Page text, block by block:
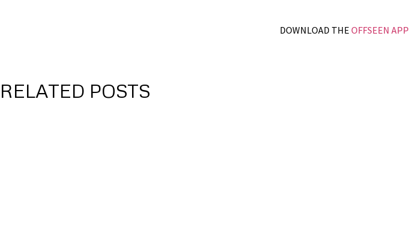
DOWNLOAD THE OFFSEEN APP
RELATED POSTS